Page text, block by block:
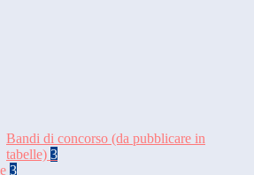
Bandi di concorso (da pubblicare in
tabelle) 3
3